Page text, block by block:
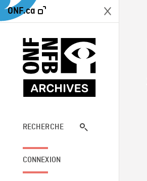
ONF.ca
RECHERCHE
CONNEXION